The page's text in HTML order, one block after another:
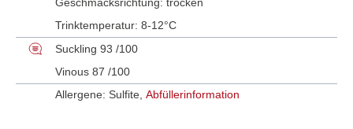
Trinktemperatur: 8-12°C
Suckling 93 /100
Vinous 87 /100
Allergene: Sulfite, Abfüllerinformation